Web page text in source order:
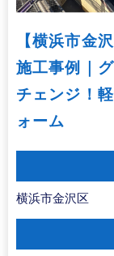
【横浜市金
施工事例｜
チェンジ！
ォーム
横浜市金沢区